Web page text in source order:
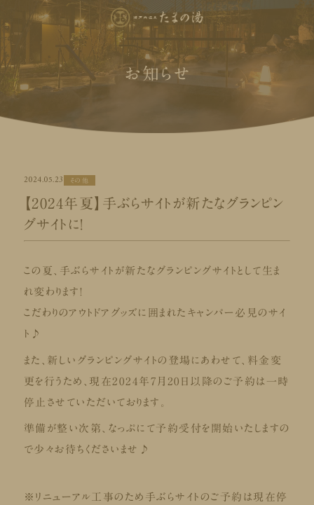
お知らせ
2024.05.23 その他
【2024年夏】手ぶらサイトが新たなグランピン
グサイトに！
この夏、手ぶらサイトが新たなグランピングサイトとして生ま
れ変わります！
こだわりのアウトドアグッズに囲まれたキャンパー必見のサイ
ト♪
また、新しいグランピングサイトの登場にあわせて、料金変
更を行うため、現在2024年7月20日以降のご予約は一時
停止させていただいております。
準備が整い次第、なっぷにて予約受付を開始いたしますの
で少々お待ちくださいませ♪
※リニューアル工事のため手ぶらサイトのご予約は現在停